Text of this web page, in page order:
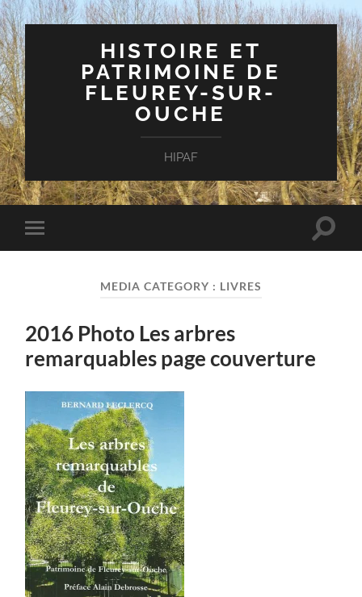
HISTOIRE ET
PATRIMOINE DE
FLEUREY-SUR-
OUCHE
HIPAF
Toggle
mobile
Toggle
MEDIA CATEGORY : LIVRES
2016 Photo Les arbres
remarquables page couverture